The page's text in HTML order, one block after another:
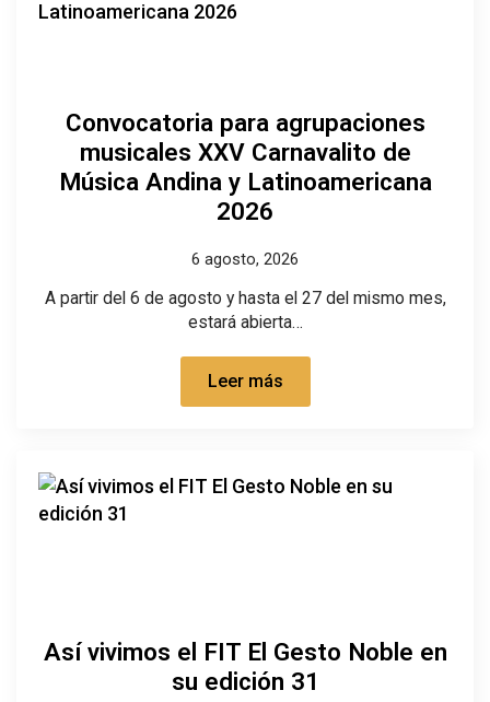
Convocatoria para agrupaciones
musicales XXV Carnavalito de
Música Andina y Latinoamericana
2026
6 agosto, 2026
A partir del 6 de agosto y hasta el 27 del mismo mes,
estará abierta…
Leer más
Así vivimos el FIT El Gesto Noble en
su edición 31